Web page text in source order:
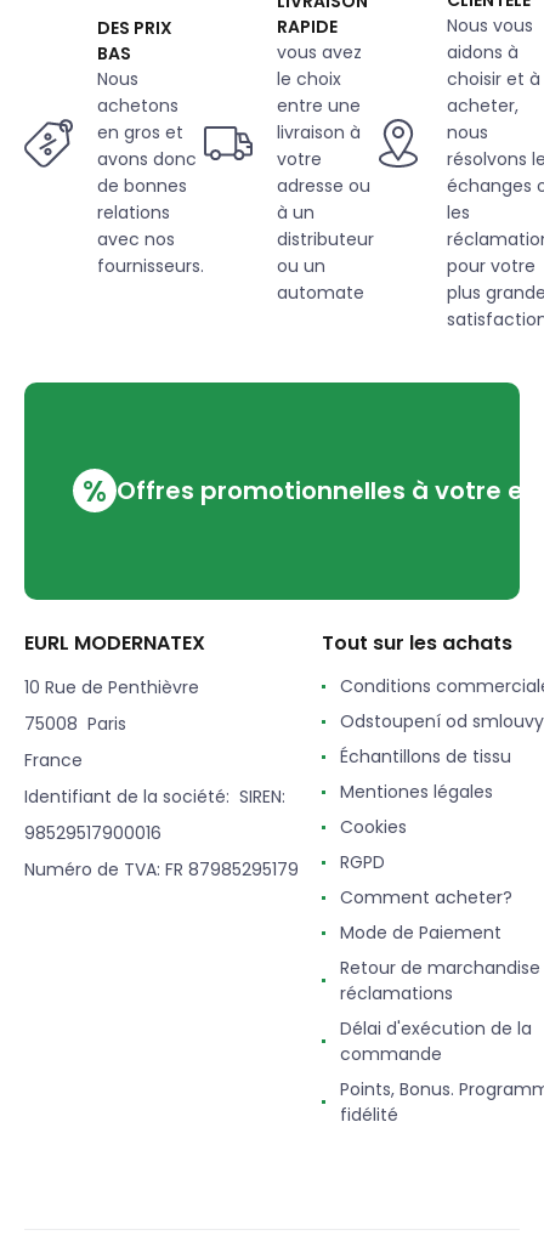
DES PRIX
BAS
Nous
achetons
en gros et
avons donc
de bonnes
relations
avec nos
fournisseurs.
RAPIDE
vous avez
le choix
entre une
livraison à
votre
adresse ou
à un
distributeur
ou un
automate
Nous vous
aidons à
choisir et à
acheter,
nous
résolvons
échanges
les
pour votre
plus
% Offres promotionnelles à votre
EURL MODERNATEX
10 Rue de Penthièvre
75008 Paris
France
Identifiant de la société: SIREN:
98529517900016
Numéro de TVA: FR 87985295179
Tout sur les achats
Conditions
Odstoupení od smlouvy
Échantillons de tissu
Mentiones légales
Cookies
RGPD
Comment acheter?
Mode de Paiement
Retour de
réclamations
Délai d'exécution de la
commande
Points, Bonus.
fidélité